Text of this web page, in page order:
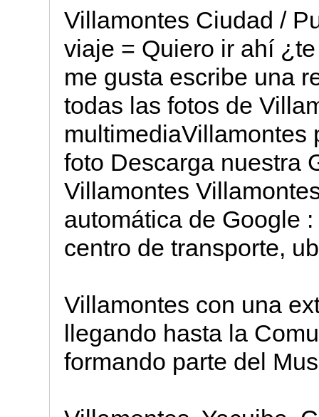
Villamontes Ciudad /
viaje = Quiero ir ahí
me gusta escribe una
todas las fotos de
multimediaVillamontes
foto Descarga nuestra
Villamontes
automática de Google
centro de transporte,
Villamontes con una
llegando hasta la
formando parte del